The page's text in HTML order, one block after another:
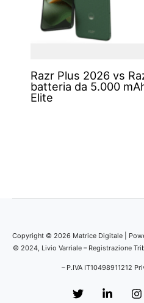
Razr Plus 2026 vs
batteria da 5.000
Elite
Copyright © 2026 Matrice Digitale |
© 2024, Livio Varriale – Registrazione
– P.IVA IT10498911212